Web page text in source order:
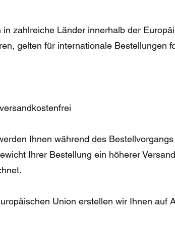
zahlreiche Länder innerhalb der
gelten für internationale Bestellungen
Ihnen während des
Ihrer Bestellung ein höherer
Union erstellen wir Ihnen auf